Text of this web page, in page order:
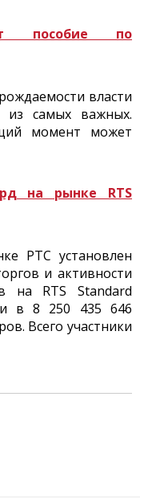
пособие по
власти
из самых важных.
момент может
на рынке RTS
РТС установлен
и активности
на RTS Standard
в 8 250 435 646
Всего участники